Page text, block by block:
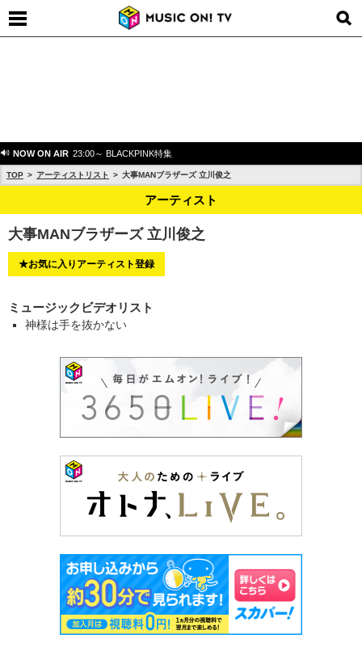
NOW ON AIR 23:00～ BLACKPINK特集
TOP アーティストリスト 大事MANブラザーズ 立川俊之
アーティスト
大事MANブラザーズ 立川俊之
★お気に入りアーティスト登録
ミュージックビデオリスト
神様は手を抜かない